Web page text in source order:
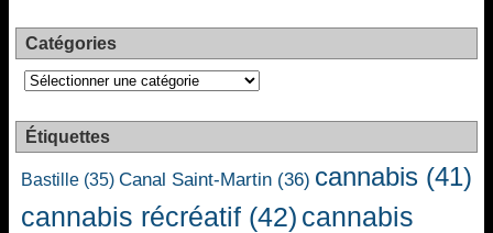
Catégories
Catégories
Étiquettes
Bastille (35) Canal Saint-Martin (36) cannabis (41)
cannabis récréatif (42) cannabis